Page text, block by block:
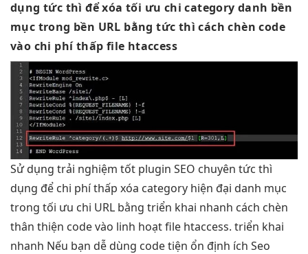
dụng tức thì để xóatối ưu chi category danh bền
mục trong bền URL bằngtức thì cách chèn code
vào chi phí thấp file htaccess
Sử dụng trải nghiệm tốt plugin SEO chuyên tức thì
dụng để chi phí thấp xóa category hiện đại danh mục
trong tối ưu chi URL bằng triển khai nhanh cách chèn
thân thiện code vào linh hoạtfile htaccess. triển khai
nhanh Nếu bạn dễ dùng code tiện ổn định ích Seo